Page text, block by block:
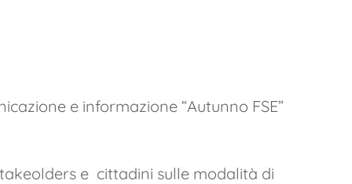
e informazione “Autunno FSE”
e cittadini sulle modalità di